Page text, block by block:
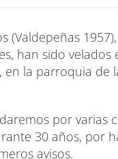
(Valdepeñas
han sido
en la parroquia
por varias
30 años, por
avisos.